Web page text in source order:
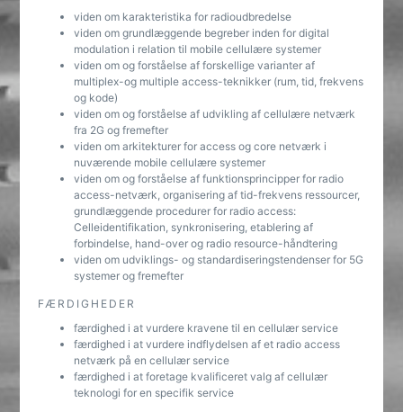
viden om karakteristika for radioudbredelse
viden om grundlæggende begreber inden for digital
modulation i relation til mobile cellulære systemer
viden om og forståelse af forskellige varianter af
multiplex-og multiple access-teknikker (rum, tid, frekvens
og kode)
viden om og forståelse af udvikling af cellulære netværk
fra 2G og fremefter
viden om arkitekturer for access og core netværk i
nuværende mobile cellulære systemer
viden om og forståelse af funktionsprincipper for radio
access-netværk, organisering af tid-frekvens ressourcer,
grundlæggende procedurer for radio access:
Celleidentifikation, synkronisering, etablering af
forbindelse, hand-over og radio resource-håndtering
viden om udviklings- og standardiseringstendenser for 5G
systemer og fremefter
FÆRDIGHEDER
færdighed i at vurdere kravene til en cellulær service
færdighed i at vurdere indflydelsen af et radio access
netværk på en cellulær service
færdighed i at foretage kvalificeret valg af cellulær
teknologi for en specifik service